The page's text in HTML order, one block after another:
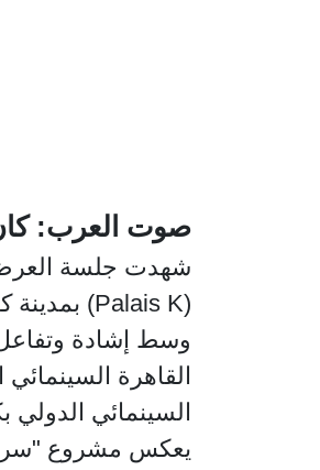
صوت العرب:
وسط إشادة وتفاعل
القاهرة
السينمائي الدولي
يعكس مشروع "سر